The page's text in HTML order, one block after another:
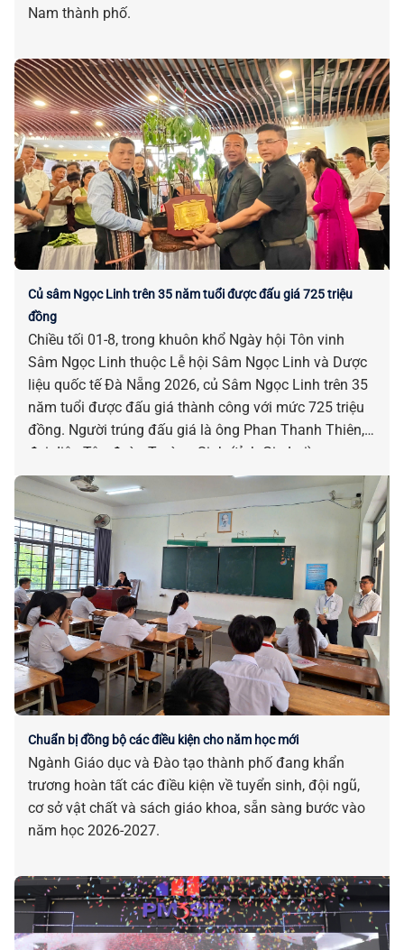
Nam thành phố.
Củ sâm Ngọc Linh trên 35 năm tuổi được đấu giá 725 triệu
đồng
Chiều tối 01-8, trong khuôn khổ Ngày hội Tôn vinh
Sâm Ngọc Linh thuộc Lễ hội Sâm Ngọc Linh và Dược
liệu quốc tế Đà Nẵng 2026, củ Sâm Ngọc Linh trên 35
năm tuổi được đấu giá thành công với mức 725 triệu
đồng. Người trúng đấu giá là ông Phan Thanh Thiên,
đại diện Tập đoàn Trường Sinh (tỉnh Gia Lai).
Chuẩn bị đồng bộ các điều kiện cho năm học mới
Ngành Giáo dục và Đào tạo thành phố đang khẩn
trương hoàn tất các điều kiện về tuyển sinh, đội ngũ,
cơ sở vật chất và sách giáo khoa, sẵn sàng bước vào
năm học 2026-2027.